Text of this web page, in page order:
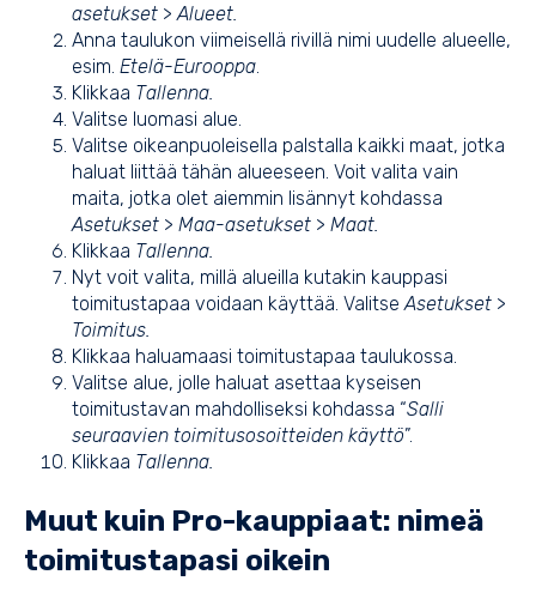
asetukset > Alueet.
Anna taulukon viimeisellä rivillä nimi uudelle alueelle,
esim. Etelä-Eurooppa
Klikkaa Tallenna.
Valitse luomasi alue.
Valitse oikeanpuoleisella palstalla kaikki maat, jotka
haluat liittää tähän alueeseen. Voit valita vain
maita, jotka olet aiemmin lisännyt kohdassa
Asetukset > Maa-asetukset > Maat.
Klikkaa Tallenna.
Nyt voit valita, millä alueilla kutakin kauppasi
toimitustapaa voidaan käyttää. Valitse Asetukset >
Toimitus.
Klikkaa haluamaasi toimitustapaa taulukossa.
Valitse alue, jolle haluat asettaa kyseisen
toimitustavan mahdolliseksi kohdassa “Salli
seuraavien toimitusosoitteiden käyttö”.
Klikkaa Tallenna.
Muut kuin Pro-kauppiaat: nimeä
toimitustapasi oikein